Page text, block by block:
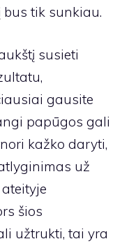
tik sunkiau.
susieti
gausite
papūgos gali
kažko daryti,
už
šios
užtrukti, tai yra